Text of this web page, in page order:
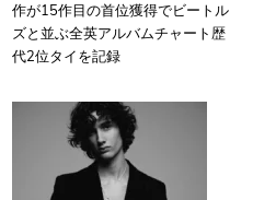
作が15作目の首位獲得でビートル
ズと並ぶ全英アルバムチャート歴
代2位タイを記録